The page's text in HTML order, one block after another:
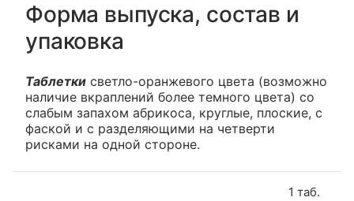
Форма выпуска, состав и
упаковка
Таблетки светло-оранжевого цвета (возможно
наличие вкраплений более темного цвета) со
слабым запахом абрикоса, круглые, плоские, с
фаской и с разделяющими на четверти
рисками на одной стороне.
1 таб.